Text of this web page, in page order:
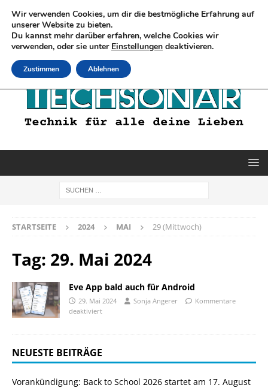
STARTSEITE 2024 MAI 29 (Mittwoch)
Tag: 29. Mai 2024
Eve App bald auch für Android
29. Mai 2024 Sonja Angerer
Kommentare
deaktiviert
NEUESTE BEITRÄGE
Vorankündigung: Back to School 2026 startet am 17. August
Wir verwenden Cookies, um dir die bestmögliche Erfahrung auf
unserer Website zu bieten.
Du kannst mehr darüber erfahren, welche Cookies wir
verwenden, oder sie unter Einstellungen deaktivieren.
Zustimmen Ablehnen